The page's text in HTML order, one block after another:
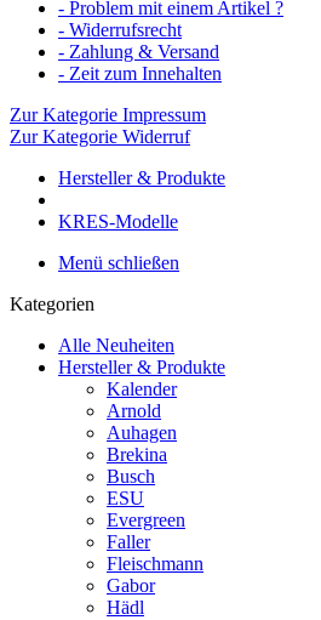
- Problem mit einem Artikel ?
- Widerrufsrecht
- Zahlung & Versand
- Zeit zum Innehalten
Zur Kategorie Impressum
Zur Kategorie Widerruf
Hersteller & Produkte
KRES-Modelle
Menü schließen
Kategorien
Alle Neuheiten
Hersteller & Produkte
Kalender
Arnold
Auhagen
Brekina
Busch
ESU
Evergreen
Faller
Fleischmann
Gabor
Hädl